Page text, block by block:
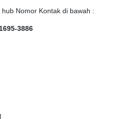
Nomor Kontak di bawah :
3886